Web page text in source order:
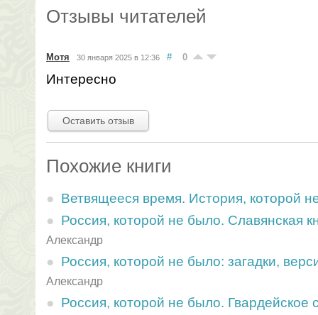
Отзывы читателей
Мотя 30 января 2025 в 12:36 # 0
Интересно
Оставить отзыв
Похожие книги
Ветвящееся время. История, которой
Россия, которой не было. Славянская
Александр
Россия, которой не было: загадки,
Александр
Россия, которой не было. Гвардейское